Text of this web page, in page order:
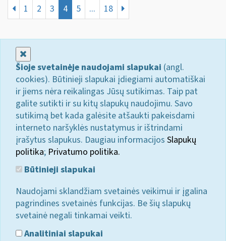
1 2 3 4 5 ... 18
Šioje svetainėje naudojami slapukai (angl.
cookies). Būtinieji slapukai įdiegiami automatiškai
ir jiems nėra reikalingas Jūsų sutikimas. Taip pat
galite sutikti ir su kitų slapukų naudojimu. Savo
sutikimą bet kada galėsite atšaukti pakeisdami
interneto naršyklės nustatymus ir ištrindami
įrašytus slapukus. Daugiau informacijos Slapukų
politika; Privatumo politika.
Būtinieji slapukai
Naudojami sklandžiam svetainės veikimui ir įgalina
pagrindines svetainės funkcijas. Be šių slapukų
svetainė negali tinkamai veikti.
Analitiniai slapukai